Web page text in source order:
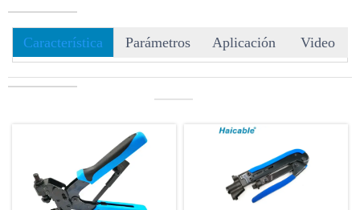
Característica Parámetros Aplicación Video
———